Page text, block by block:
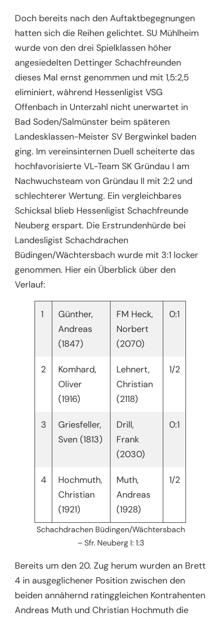
Doch bereits nach den Auftaktbegegnungen
hatten sich die Reihen gelichtet. SU Mühlheim
wurde von den drei Spielklassen höher
angesiedelten Dettinger Schachfreunden
dieses Mal ernst genommen und mit 1,5:2,5
eliminiert, während Hessenligist VSG
Offenbach in Unterzahl nicht unerwartet in
Bad Soden/Salmünster beim späteren
Landesklassen-Meister SV Bergwinkel baden
ging. Im vereinsinternen Duell scheiterte das
hochfavorisierte VL-Team SK Gründau I am
Nachwuchsteam von Gründau II mit 2:2 und
schlechterer Wertung. Ein vergleichbares
Schicksal blieb Hessenligist Schachfreunde
Neuberg erspart. Die Erstrundenhürde bei
Landesligist Schachdrachen
Büdingen/Wächtersbach wurde mit 3:1 locker
genommen. Hier ein Überblick über den
Verlauf:
1
Günther,
Andreas
(1847)
FM Heck,
Norbert
(2070)
0:1
2
Komhard,
Oliver
(1916)
Lehnert,
Christian
(2118)
1/2
3
Griesfeller,
Sven (1813)
Drill,
Frank
(2030)
0:1
4
Hochmuth,
Christian
(1921)
Muth,
Andreas
(1928)
1/2
Schachdrachen Büdingen/Wächtersbach
– Sfr. Neuberg I: 1:3
Bereits um den 20. Zug herum wurden an Brett
4 in ausgeglichener Position zwischen den
beiden annähernd ratinggleichen Kontrahenten
Andreas Muth und Christian Hochmuth die